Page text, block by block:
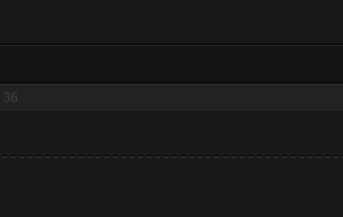
36